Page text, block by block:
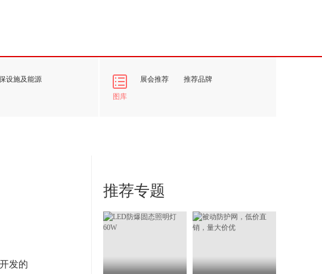
设施及能源
图库
展会推荐 推荐品牌
发的
推荐专题